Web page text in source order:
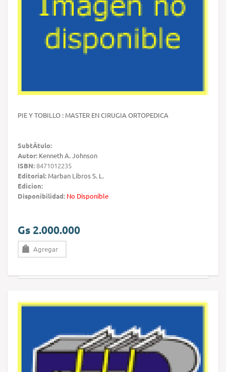
PIE Y TOBILLO : MASTER EN CIRUGIA ORTOPEDICA
SubtÃ­tulo:
Autor: Kenneth A. Johnson
ISBN:8471012235
Editorial: Marban Libros S. L.
Edicion:
Disponibilidad: No Disponible
Gs 2.000.000
Agregar